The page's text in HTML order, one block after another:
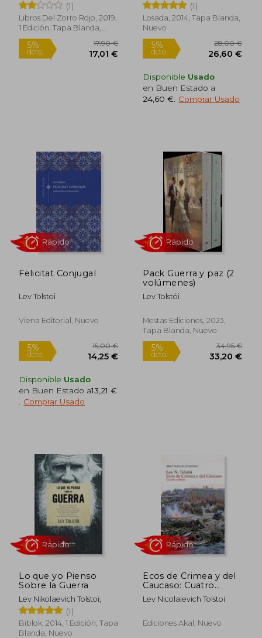
Rápido Rápido
(1)
Libros Del Zorro Rojo, 2019,
1 Edición, Tapa Blanda,
Nuevo
Rápido
(1)
Losada, 2014, Tapa Blanda,
Nuevo
Disponible Usado
en Buen Estado a
24,60 € Comprar Usado
Felicitat Conjugal
Lev Tolstoi
Viena Editorial, Nuevo
Rápido
Disponible Usado
en Buen Estado a13,21 €
Comprar Usado
Pack Guerra y paz (2
volúmenes)
Lev Tolstói
Mestas Ediciones, 2023,
Tapa Blanda, Nuevo
Lo que yo Pienso
Sobre la Guerra
Lev Nikolaevich Tolstoï,
(1)
Biblok, 2014, 1 Edición, Tapa
Blanda, Nuevo
Ecos de Crimea y del
Caucaso: Cuatro
Relatos
Lev Nicolaievich Tolstoi
Ediciones Akal, Nuevo